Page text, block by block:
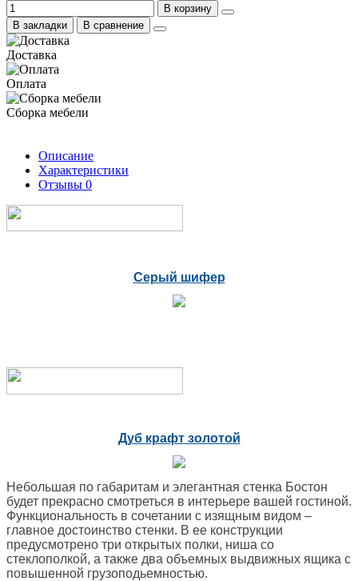
В корзину
В закладки
В сравнение
Доставка
Оплата
Сборка мебели
Описание
Характеристики
Отзывы 0
Серый шифер
Дуб крафт золотой
Небольшая по габаритам и элегантная стенка Бостон
будет прекрасно смотреться в интерьере вашей гостиной.
Функциональность в сочетании с изящным видом –
главное достоинство стенки. В ее конструкции
предусмотрено три открытых полки, ниша со
стеклополкой, а также два объемных выдвижных ящика с
повышенной грузоподьемностью.